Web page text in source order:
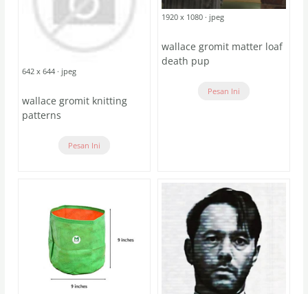
642 x 644 · jpeg
wallace gromit knitting
patterns
Pesan Ini
1920 x 1080 · jpeg
wallace gromit matter loaf
death pup
Pesan Ini